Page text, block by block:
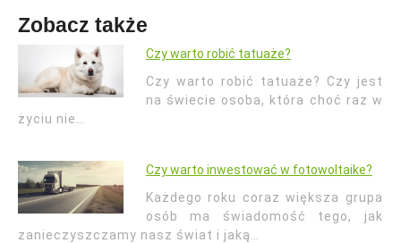
Zobacz także
Czy warto robić tatuaże?
Czy warto robić tatuaże? Czy jest
na świecie osoba, która choć raz w
życiu nie…
Czy warto inwestować w fotowoltaike?
Każdego roku coraz większa grupa
osób ma świadomość tego, jak
zanieczyszczamy nasz świat i jaką…